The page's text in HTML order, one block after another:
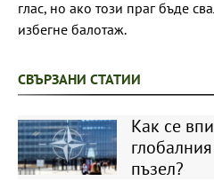
глас, но ако този праг бъде
избегне балотаж.
СВЪРЗАНИ СТАТИИ
Как се
пъзел?